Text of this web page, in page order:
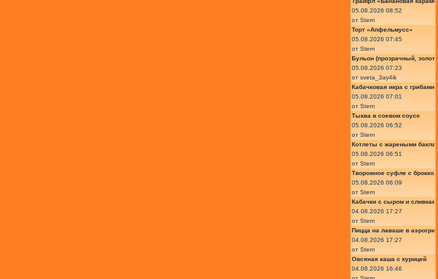
05.08.2026 08:52
от Stern
Торт «Апфельмусс»
05.08.2026 07:45
от Stern
Бульон (прозрачный,
05.08.2026 07:23
от sveta_3ay4ik
Кабачковая икра с грибами
05.08.2026 07:01
от Stern
Тыква в соевом соусе
05.08.2026 06:52
от Stern
Котлеты с жареными
05.08.2026 06:51
от Stern
Творожное суфле с
05.08.2026 06:09
от Stern
Кабачки с сыром и
04.08.2026 17:27
от Stern
Пицца на лаваше в
04.08.2026 17:27
от Stern
Овсяная каша с курицей
04.08.2026 16:46